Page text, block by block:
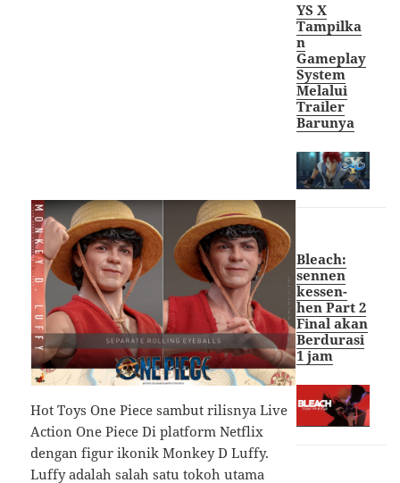
Hot Toys One Piece sambut rilisnya Live
Action One Piece Di platform Netflix
dengan figur ikonik Monkey D Luffy.
Luffy adalah salah satu tokoh utama
YS X
Tampilka
n
Gameplay
System
Melalui
Trailer
Barunya
Bleach:
sennen
kessen-
hen Part 2
Final akan
Berdurasi
1 jam